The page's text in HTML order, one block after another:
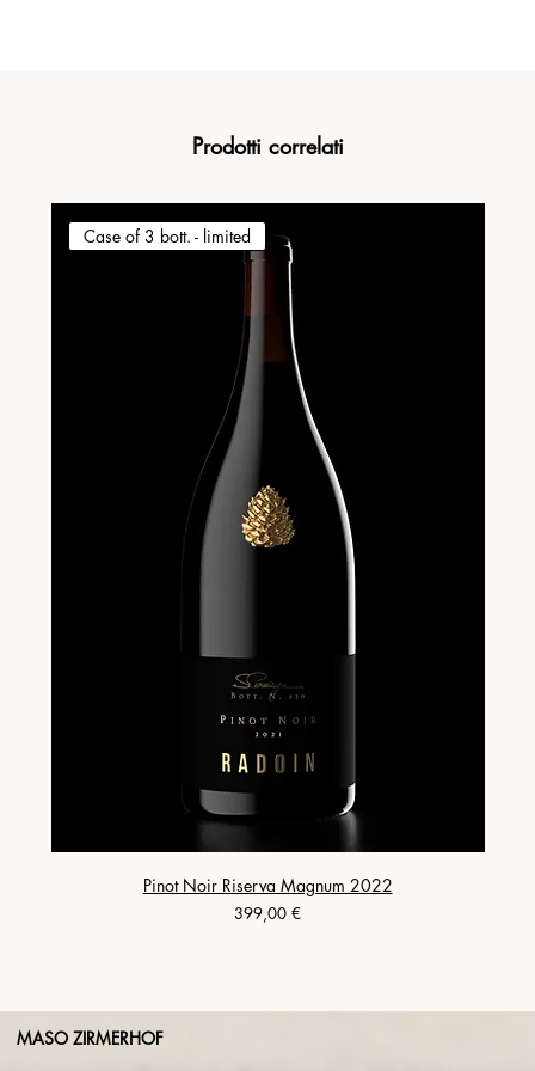
Prodotti correlati
Case of 3 bott. - limited
Pinot Noir Riserva Magnum 2022
Prezzo
399,00 €
MASO ZIRMERHOF